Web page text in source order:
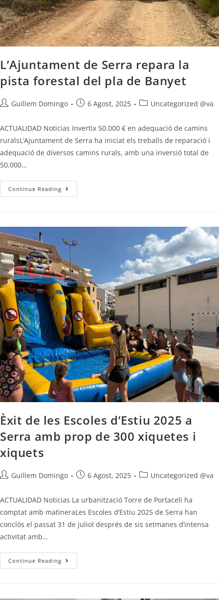
L’Ajuntament de Serra repara la
pista forestal del pla de Banyet
Guillem Domingo 6 Agost, 2025 Uncategorized @va
ACTUALIDAD Noticias Invertix 50.000 € en adequació de camins
ruralsL’Ajuntament de Serra ha iniciat els treballs de reparació i
adequació de diversos camins rurals, amb una inversió total de
50.000…
Continue Reading
Èxit de les Escoles d’Estiu 2025 a
Serra amb prop de 300 xiquetes i
xiquets
Guillem Domingo 6 Agost, 2025 Uncategorized @va
ACTUALIDAD Noticias La urbanització Torre de Portaceli ha
comptat amb matineraLes Escoles d’Estiu 2025 de Serra han
conclòs el passat 31 de juliol després de sis setmanes d’intensa
activitat amb…
Continue Reading